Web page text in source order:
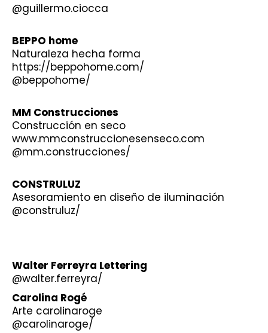
@guillermo.ciocca
BEPPO home
Naturaleza hecha forma
https://beppohome.com/
@beppohome/
MM Construcciones
Construcción en seco
www.mmconstruccionesenseco.com
@mm.construcciones/
CONSTRULUZ
Asesoramiento en diseño de iluminación
@construluz/
Walter Ferreyra Lettering
@walter.ferreyra/
Carolina Rogé
Arte carolinaroge
@carolinaroge/